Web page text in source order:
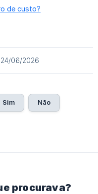
de custo?
24/06/2026
Sim Não
procurava?